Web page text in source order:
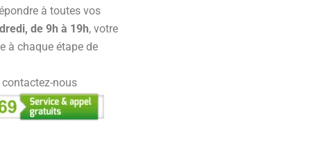
à toutes vos
de 9h à 19h, votre
à chaque étape de
nous